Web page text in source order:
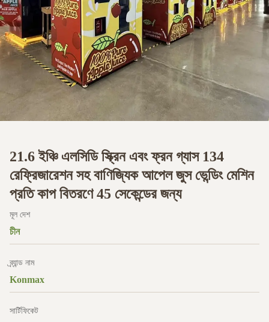
21.6 ইঞ্চি এলসিডি স্ক্রিন এবং ফ্রন গ্যাস 134
রেফ্রিজারেশন সহ বাণিজ্যিক আপেল জুস ভেন্ডিং মেশিন
প্রতি কাপ বিতরণে 45 সেকেন্ডের জন্য
মূল দেশ
চীন
ব্র্যান্ড নাম
Konmax
সার্টিফিকেট